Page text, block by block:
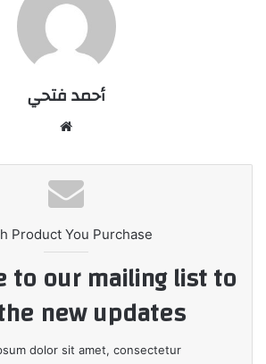
أحمد فتحي
Product You Purchase
to our mailing list to
new updates!
dolor sit amet, consectetur.